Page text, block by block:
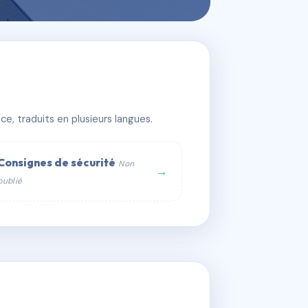
traduits en plusieurs langues.
de sécurité Non
→